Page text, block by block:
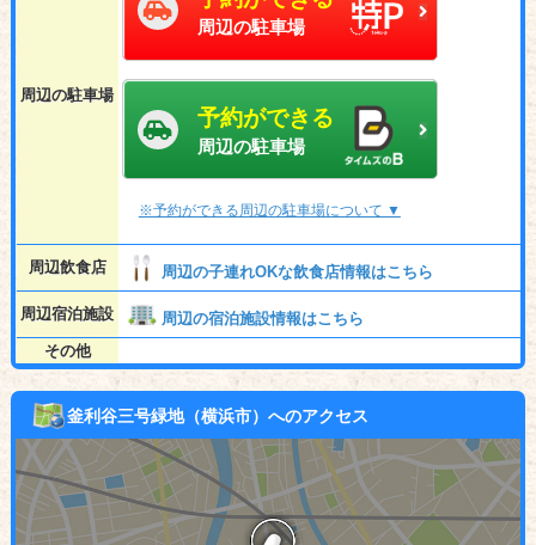
周辺の駐車場
周辺の駐車場
予約ができる
周辺の駐車場
※予約ができる周辺の駐車場について ▼
周辺飲食店 周辺の子連れOKな飲食店情報はこちら
周辺宿泊施設
周辺の宿泊施設情報はこちら
その他
釜利谷三号緑地（横浜市）へのアクセス